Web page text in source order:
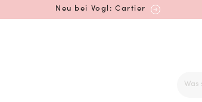
Mehr erfahren: Ikonische Uhren von Cartier